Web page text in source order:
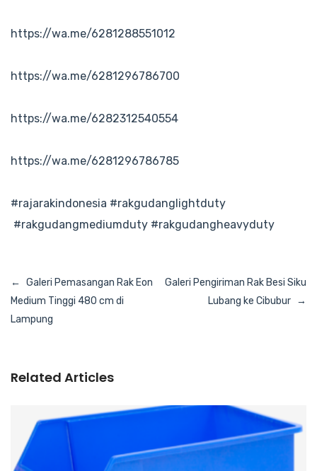
https://wa.me/6281288551012
https://wa.me/6281296786700
https://wa.me/6282312540554
https://wa.me/6281296786785
#rajarakindonesia #rakgudanglightduty
#rakgudangmediumduty #rakgudangheavyduty
Navigasi
pos
Galeri Pemasangan Rak Eon
Medium Tinggi 480 cm di
Lampung
Galeri Pengiriman Rak Besi Siku
Lubang ke Cibubur
Related Articles